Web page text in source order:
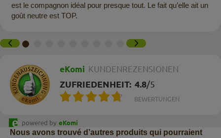
est le compagnon idéal pour presque tout. Le fait qu’elle ait un
goût neutre est TOP.
eKomi KUNDENREZENSIONEN
ZUFRIEDENHEIT: 4.8/5
BEWERTUNGEN
powered by eKomi
Nous avons trouvé d’autres produits qui pourraient